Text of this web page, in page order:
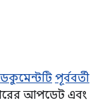
ডকুমেন্টটি পূর্ববর্তী
আপডেট এবং